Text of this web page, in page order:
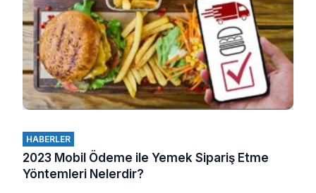
HABERLER
2023 Mobil Ödeme ile Yemek Sipariş Etme
Yöntemleri Nelerdir?